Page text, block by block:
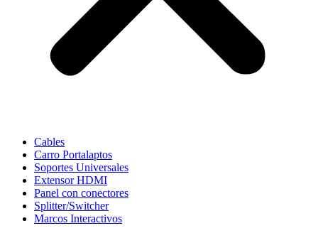
Cables
Carro Portalaptos
Soportes Universales
Extensor HDMI
Panel con conectores
Splitter/Switcher
Marcos Interactivos